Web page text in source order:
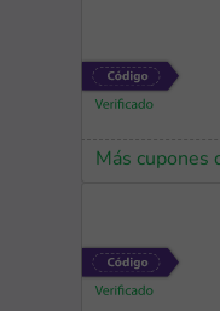
Más cupones